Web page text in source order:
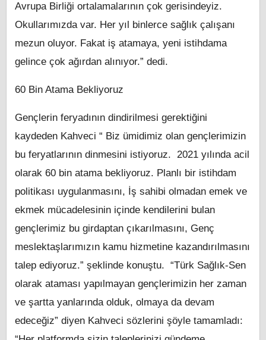
Avrupa Birliği ortalamalarının çok gerisindeyiz.
Okullarımızda var. Her yıl binlerce sağlık çalışanı
mezun oluyor. Fakat iş atamaya, yeni istihdama
gelince çok ağırdan alınıyor.” dedi.
60 Bin Atama Bekliyoruz
Gençlerin feryadının dindirilmesi gerektiğini
kaydeden Kahveci “ Biz ümidimiz olan gençlerimizin
bu feryatlarının dinmesini istiyoruz. 2021 yılında acil
olarak 60 bin atama bekliyoruz. Planlı bir istihdam
politikası uygulanmasını, İş sahibi olmadan emek ve
ekmek mücadelesinin içinde kendilerini bulan
gençlerimiz bu girdaptan çıkarılmasını, Genç
meslektaşlarımızın kamu hizmetine kazandırılmasını
talep ediyoruz.” şeklinde konuştu. “Türk Sağlık-Sen
olarak ataması yapılmayan gençlerimizin her zaman
ve şartta yanlarında olduk, olmaya da devam
edeceğiz” diyen Kahveci sözlerini şöyle tamamladı: